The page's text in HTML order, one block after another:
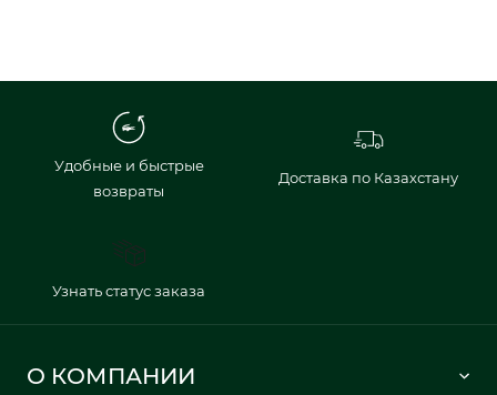
Удобные и быстрые
возвраты
Доставка по Казахстану
Узнать статус заказа
О КОМПАНИИ